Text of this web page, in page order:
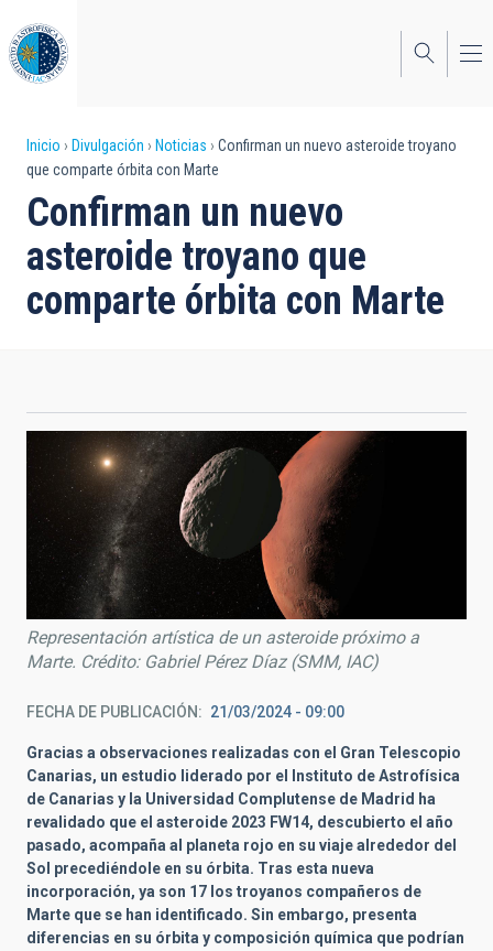
al
contenido
principal
Sobrescribir
enlaces
de
ayuda
a
Inicio Divulgación Noticias
Confirman un nuevo asteroide troyano
que comparte órbita con Marte
Confirman un nuevo
asteroide troyano que
comparte órbita con Marte
Representación artística de un asteroide próximo a
Marte. Crédito: Gabriel Pérez Díaz (SMM, IAC)
FECHA DE PUBLICACIÓN 21/03/2024 - 09:00
Gracias a observaciones realizadas con el Gran Telescopio
Canarias, un estudio liderado por el Instituto de Astrofísica
de Canarias y la Universidad Complutense de Madrid ha
revalidado que el asteroide 2023 FW14, descubierto el año
pasado, acompaña al planeta rojo en su viaje alrededor del
Sol precediéndole en su órbita. Tras esta nueva
incorporación, ya son 17 los troyanos compañeros de
Marte que se han identificado. Sin embargo, presenta
diferencias en su órbita y composición química que podrían